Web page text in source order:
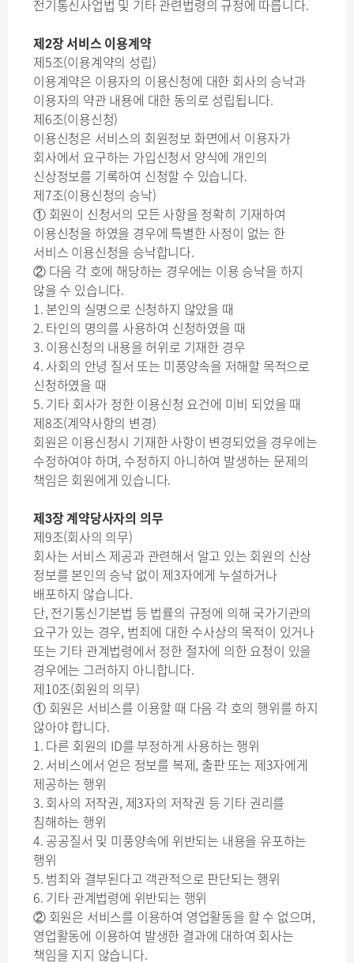
전기통신사업법 및 기타 관련법령의 규정에 따릅니다.
제2장 서비스 이용계약
제5조(이용계약의 성립)
이용계약은 이용자의 이용신청에 대한 회사의 승낙과
이용자의 약관 내용에 대한 동의로 성립됩니다.
제6조(이용신청)
이용신청은 서비스의 회원정보 화면에서 이용자가
회사에서 요구하는 가입신청서 양식에 개인의
신상정보를 기록하여 신청할 수 있습니다.
제7조(이용신청의 승낙)
① 회원이 신청서의 모든 사항을 정확히 기재하여
이용신청을 하였을 경우에 특별한 사정이 없는 한
서비스 이용신청을 승낙합니다.
② 다음 각 호에 해당하는 경우에는 이용 승낙을 하지
않을 수 있습니다.
1. 본인의 실명으로 신청하지 않았을 때
2. 타인의 명의를 사용하여 신청하였을 때
3. 이용신청의 내용을 허위로 기재한 경우
4. 사회의 안녕 질서 또는 미풍양속을 저해할 목적으로
신청하였을 때
5. 기타 회사가 정한 이용신청 요건에 미비 되었을 때
제8조(계약사항의 변경)
회원은 이용신청시 기재한 사항이 변경되었을 경우에는
수정하여야 하며, 수정하지 아니하여 발생하는 문제의
책임은 회원에게 있습니다.
제3장 계약당사자의 의무
제9조(회사의 의무)
회사는 서비스 제공과 관련해서 알고 있는 회원의 신상
정보를 본인의 승낙 없이 제3자에게 누설하거나
배포하지 않습니다.
단, 전기통신기본법 등 법률의 규정에 의해 국가기관의
요구가 있는 경우, 범죄에 대한 수사상의 목적이 있거나
또는 기타 관계법령에서 정한 절차에 의한 요청이 있을
경우에는 그러하지 아니합니다.
제10조(회원의 의무)
① 회원은 서비스를 이용할 때 다음 각 호의 행위를 하지
않아야 합니다.
1. 다른 회원의 ID를 부정하게 사용하는 행위
2. 서비스에서 얻은 정보를 복제, 출판 또는 제3자에게
제공하는 행위
3. 회사의 저작권, 제3자의 저작권 등 기타 권리를
침해하는 행위
4. 공공질서 및 미풍양속에 위반되는 내용을 유포하는
행위
5. 범죄와 결부된다고 객관적으로 판단되는 행위
6. 기타 관계법령에 위반되는 행위
② 회원은 서비스를 이용하여 영업활동을 할 수 없으며,
영업활동에 이용하여 발생한 결과에 대하여 회사는
책임을 지지 않습니다.